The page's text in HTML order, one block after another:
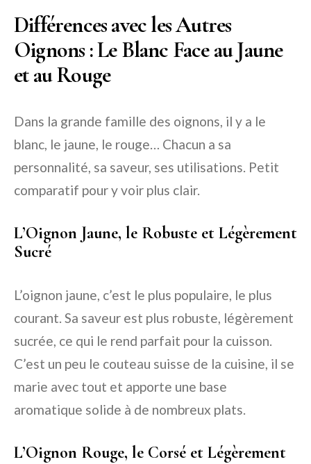
Différences avec les Autres
Oignons : Le Blanc Face au Jaune
et au Rouge
Dans la grande famille des oignons, il y a le
blanc, le jaune, le rouge… Chacun a sa
personnalité, sa saveur, ses utilisations. Petit
comparatif pour y voir plus clair.
L’Oignon Jaune, le Robuste et Légèrement
Sucré
L’oignon jaune, c’est le plus populaire, le plus
courant. Sa saveur est plus robuste, légèrement
sucrée, ce qui le rend parfait pour la cuisson.
C’est un peu le couteau suisse de la cuisine, il se
marie avec tout et apporte une base
aromatique solide à de nombreux plats.
L’Oignon Rouge, le Corsé et Légèrement